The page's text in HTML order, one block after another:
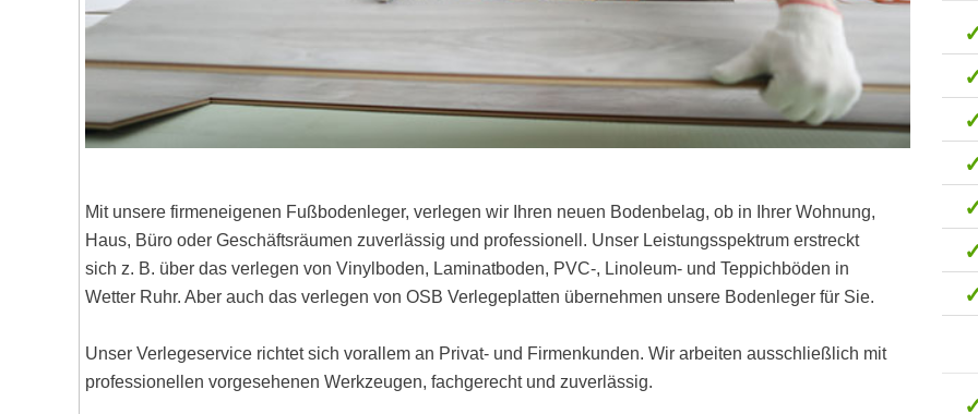
Mit unsere firmeneigenen Fußbodenleger, verlegen wir Ihren neuen Bodenbelag, ob in Ihrer Wohnung,
Haus, Büro oder Geschäftsräumen zuverlässig und professionell. Unser Leistungsspektrum erstreckt
sich z. B. über das verlegen von Vinylboden, Laminatboden, PVC-, Linoleum- und Teppichböden in
Wetter Ruhr. Aber auch das verlegen von OSB Verlegeplatten übernehmen unsere Bodenleger für Sie.
Unser Verlegeservice richtet sich vorallem an Privat- und Firmenkunden. Wir arbeiten ausschließlich mit
professionellen vorgesehenen Werkzeugen, fachgerecht und zuverlässig.